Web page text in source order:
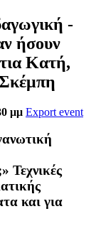
-
ήσουν
Κατή,
μμ Export event
Τεχνικές
και για